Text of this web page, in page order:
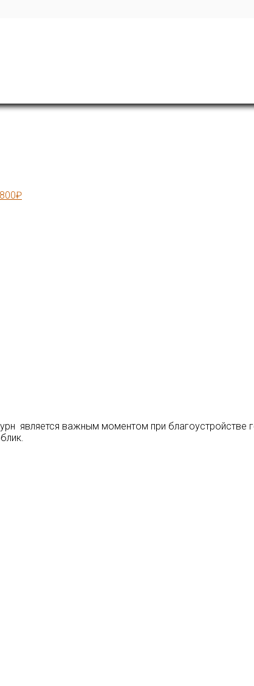
₽
является важным моментом при благоустройстве